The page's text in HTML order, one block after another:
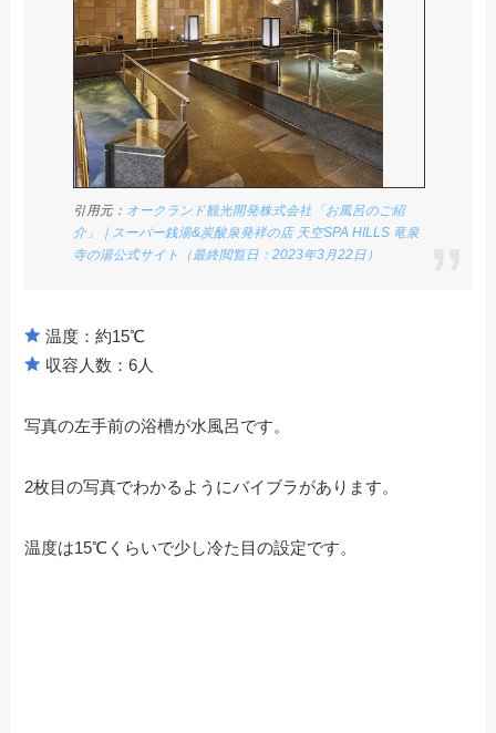
引用元： オークランド観光開発株式会社「お風呂のご紹
介」｜スーパー銭湯&炭酸泉発祥の店 天空SPA HILLS 竜泉
寺の湯公式サイト（最終閲覧日：2023年3月22日）
温度：約15℃
収容人数：6人
写真の左手前の浴槽が水風呂です。
2枚目の写真でわかるようにバイブラがあります。
温度は15℃くらいで少し冷た目の設定です。